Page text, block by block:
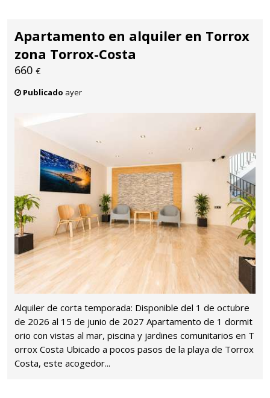
Apartamento en alquiler en Torrox
zona Torrox-Costa
660 €
Publicado ayer
Alquiler de corta temporada: Disponible del 1 de octubre
de 2026 al 15 de junio de 2027 Apartamento de 1 dormit
orio con vistas al mar, piscina y jardines comunitarios en T
orrox Costa Ubicado a pocos pasos de la playa de Torrox
Costa, este acogedor...